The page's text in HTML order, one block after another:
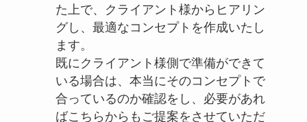
た上で、クライアント様からヒアリン
グし、最適なコンセプトを作成いたし
ます。
既にクライアント様側で準備ができて
いる場合は、本当にそのコンセプトで
合っているのか確認をし、必要があれ
ばこちらからもご提案をさせていただ